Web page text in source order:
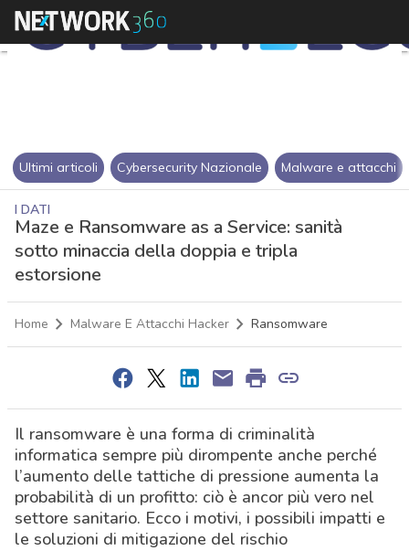
Ultimi articoli Cybersecurity Nazionale Malware e attacchi
I DATI
Maze e Ransomware as a Service: sanità
sotto minaccia della doppia e tripla
estorsione
Home Malware E Attacchi Hacker Ransomware
Il ransomware è una forma di criminalità
informatica sempre più dirompente anche perché
l’aumento delle tattiche di pressione aumenta la
probabilità di un profitto: ciò è ancor più vero nel
settore sanitario. Ecco i motivi, i possibili impatti e
le soluzioni di mitigazione del rischio